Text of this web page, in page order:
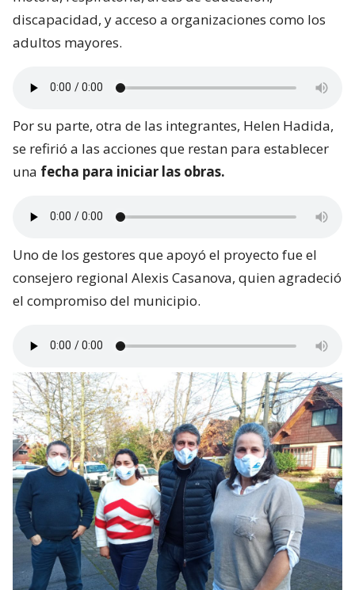
discapacidad, y acceso a organizaciones como los
adultos mayores.
Por su parte, otra de las integrantes, Helen Hadida,
se refirió a las acciones que restan para establecer
una fecha para iniciar las obras.
Uno de los gestores que apoyó el proyecto fue el
consejero regional Alexis Casanova, quien agradeció
el compromiso del municipio.